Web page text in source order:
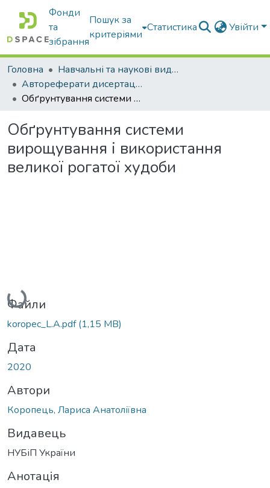
Фонди
та
зібрання
Пошук за
критеріями
Статистика Увійти
Головна
Навчальні та наукові видання
Автореферати дисертацій та дисертації
Обґрунтування системи вирощування і використання великої рогатої худоби
Обґрунтування системи
вирощування і використання
великої рогатої худоби
Вантажиться...
Файли
koropec_L.A.pdf(1,15 MB)
Дата
2020
Автори
Коропець, Лариса Анатоліївна
Видавець
НУБіП України
Анотація